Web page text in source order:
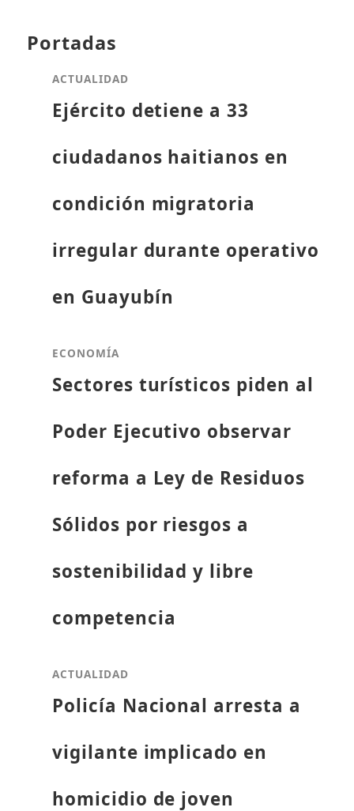
Portadas
ACTUALIDAD
Ejército detiene a 33
ciudadanos haitianos en
condición migratoria
irregular durante operativo
en Guayubín
ECONOMÍA
Sectores turísticos piden al
Poder Ejecutivo observar
reforma a Ley de Residuos
Sólidos por riesgos a
sostenibilidad y libre
competencia
ACTUALIDAD
Policía Nacional arresta a
vigilante implicado en
homicidio de joven